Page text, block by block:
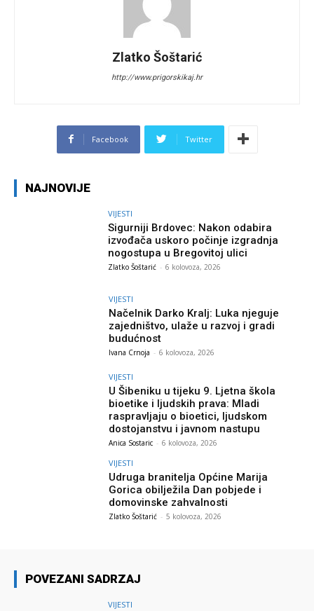
Zlatko Šoštarić
http://www.prigorskikaj.hr
Facebook Twitter
NAJNOVIJE
VIJESTI
Sigurniji Brdovec: Nakon odabira
izvođača uskoro počinje izgradnja
nogostupa u Bregovitoj ulici
Zlatko Šoštarić - 6 kolovoza, 2026
VIJESTI
Načelnik Darko Kralj: Luka njeguje
zajedništvo, ulaže u razvoj i gradi
budućnost
Ivana Crnoja - 6 kolovoza, 2026
VIJESTI
U Šibeniku u tijeku 9. Ljetna škola
bioetike i ljudskih prava: Mladi
raspravljaju o bioetici, ljudskom
dostojanstvu i javnom nastupu
Anica Sostaric - 6 kolovoza, 2026
VIJESTI
Udruga branitelja Općine Marija
Gorica obilježila Dan pobjede i
domovinske zahvalnosti
Zlatko Šoštarić - 5 kolovoza, 2026
POVEZANI SADRZAJ
VIJESTI